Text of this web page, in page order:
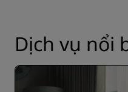
Dịch vụ nổi